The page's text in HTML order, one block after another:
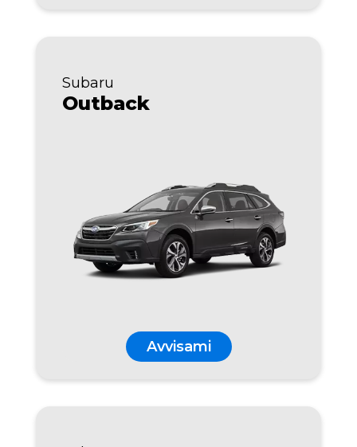
Subaru
Outback
Avvisami